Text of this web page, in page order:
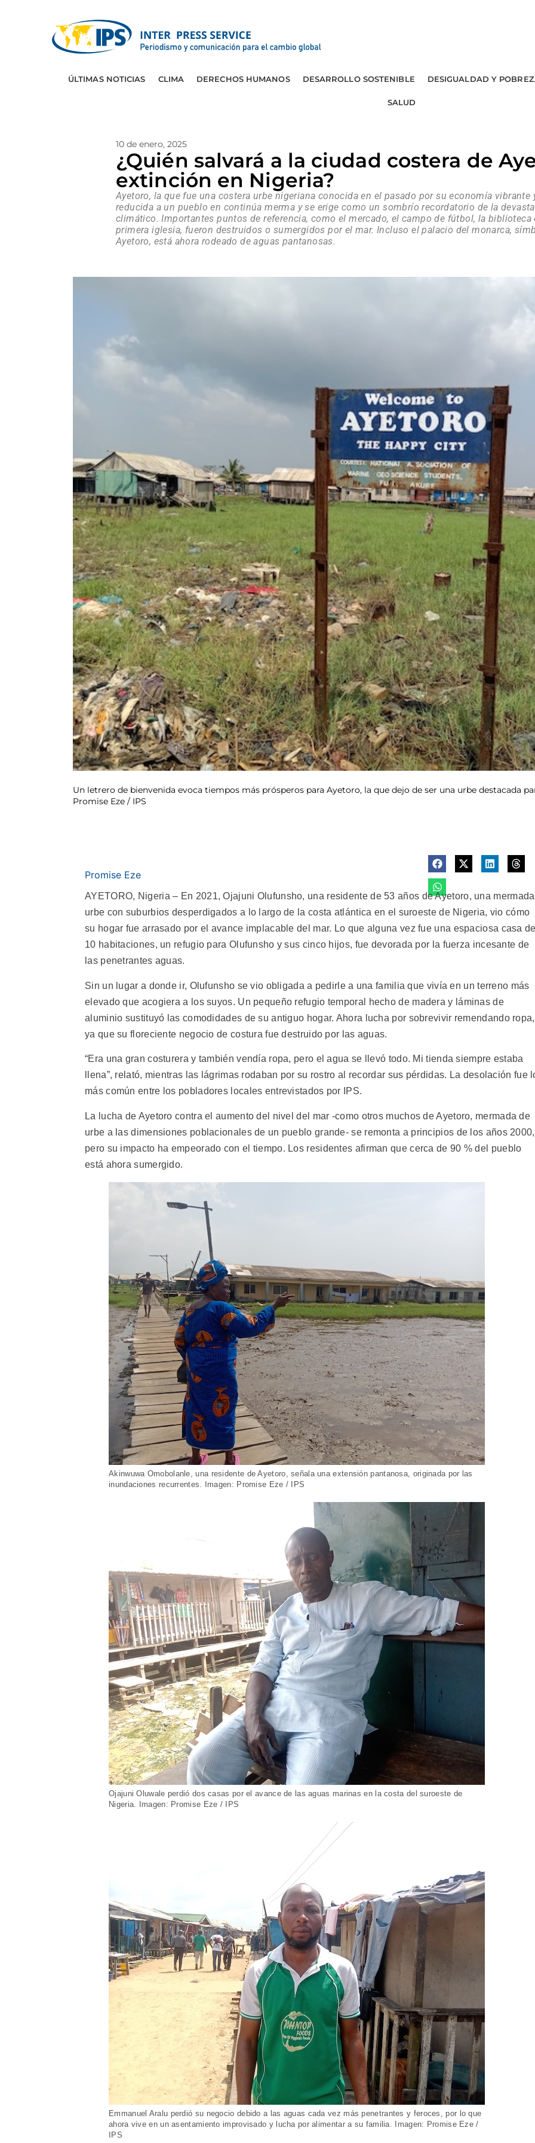
ÚLTIMAS NOTICIAS CLIMA DERECHOS HUMANOS DESARROLLO SOSTENIBLE DESIGUALDAD Y
SALUD
10 de enero, 2025
¿Quién salvará a la ciudad costera de
extinción en Nigeria?
Ayetoro, la que fue una costera urbe nigeriana conocida en el pasado por su economía vibrante
reducida a un pueblo en continúa merma y se erige como un sombrío recordatorio de la
climático. Importantes puntos de referencia, como el mercado, el campo de fútbol, la
primera iglesia, fueron destruidos o sumergidos por el mar. Incluso el palacio del monarca,
Ayetoro, está ahora rodeado de aguas pantanosas.
Un letrero de bienvenida evoca tiempos más prósperos para Ayetoro, la que dejo de ser una urbe destacada
Promise Eze / IPS
Promise Eze
AYETORO, Nigeria – En 2021, Ojajuni Olufunsho, una residente de 53 años de Ayetoro, una mermada
urbe con suburbios desperdigados a lo largo de la costa atlántica en el suroeste de Nigeria, vio cómo
su hogar fue arrasado por el avance implacable del mar. Lo que alguna vez fue una espaciosa casa
10 habitaciones, un refugio para Olufunsho y sus cinco hijos, fue devorada por la fuerza incesante de
las penetrantes aguas.
Sin un lugar a donde ir, Olufunsho se vio obligada a pedirle a una familia que vivía en un terreno más
elevado que acogiera a los suyos. Un pequeño refugio temporal hecho de madera y láminas de
aluminio sustituyó las comodidades de su antiguo hogar. Ahora lucha por sobrevivir remendando ropa,
ya que su floreciente negocio de costura fue destruido por las aguas.
“Era una gran costurera y también vendía ropa, pero el agua se llevó todo. Mi tienda siempre estaba
llena”, relató, mientras las lágrimas rodaban por su rostro al recordar sus pérdidas. La desolación fue
más común entre los pobladores locales entrevistados por IPS.
La lucha de Ayetoro contra el aumento del nivel del mar -como otros muchos de Ayetoro, mermada de
urbe a las dimensiones poblacionales de un pueblo grande- se remonta a principios de los años 2000,
pero su impacto ha empeorado con el tiempo. Los residentes afirman que cerca de 90 % del pueblo
está ahora sumergido.
Akinwuwa Omobolanle, una residente de Ayetoro, señala una extensión pantanosa, originada por las
inundaciones recurrentes. Imagen: Promise Eze / IPS
Ojajuni Oluwale perdió dos casas por el avance de las aguas marinas en la costa del suroeste de
Nigeria. Imagen: Promise Eze / IPS
Emmanuel Aralu perdió su negocio debido a las aguas cada vez más penetrantes y feroces, por lo que
ahora vive en un asentamiento improvisado y lucha por alimentar a su familia. Imagen: Promise Eze /
IPS